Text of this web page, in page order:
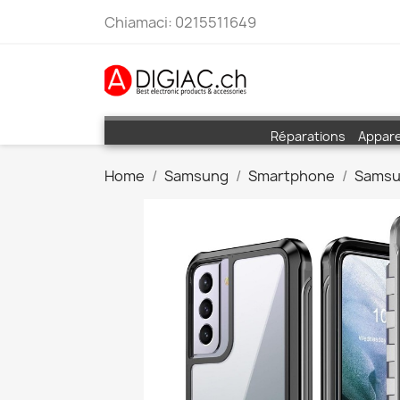
Chiamaci: 0215511649
Réparations
Home Samsung Smartphone